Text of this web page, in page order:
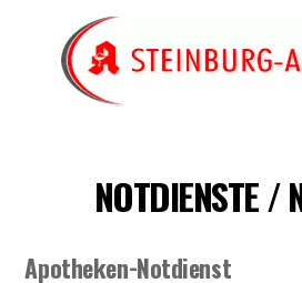
content
NOTDIENSTE /
Apotheken-Notdienst